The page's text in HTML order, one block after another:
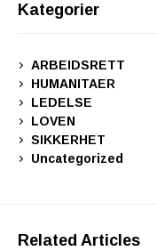
Kategorier
ARBEIDSRETT
HUMANITAER
LEDELSE
LOVEN
SIKKERHET
Uncategorized
Related Articles